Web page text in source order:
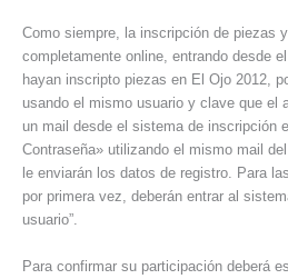
Como siempre, la inscripción de piezas
completamente online, entrando desde
hayan inscripto piezas en El Ojo 2012,
usando el mismo usuario y clave que el
un mail desde el sistema de inscripción
Contraseña» utilizando el mismo mail
le enviarán los datos de registro. Para
por primera vez, deberán entrar al
usuario”.
Para confirmar su participación deberá